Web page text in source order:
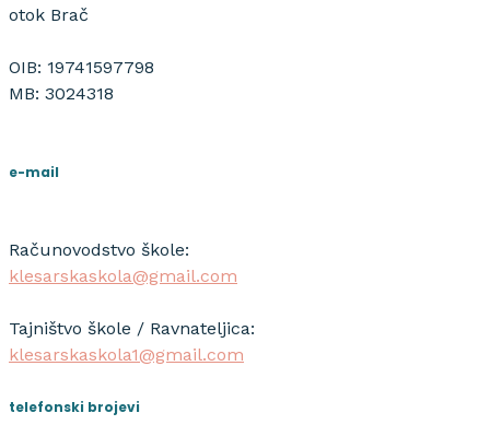
otok Brač
OIB: 19741597798
MB: 3024318
e-mail
Računovodstvo škole:
klesarskaskola@gmail.com
Tajništvo škole / Ravnateljica:
klesarskaskola1@gmail.com
telefonski brojevi